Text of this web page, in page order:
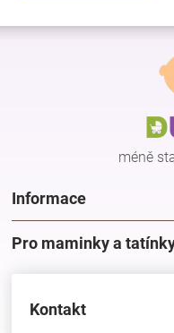
Z
méně
Informace
Pro maminky a
Kontakt